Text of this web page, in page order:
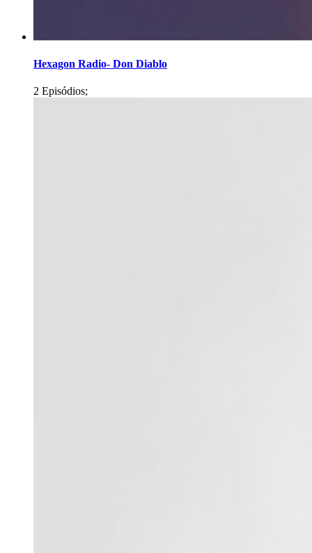
Hexagon Radio- Don Diablo
2 Episódios;